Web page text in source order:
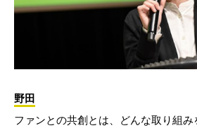
野田
ファンとの共創とは、どんな取り組み